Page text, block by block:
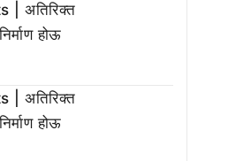
| अतिरिक्त
होऊ
| अतिरिक्त
होऊ